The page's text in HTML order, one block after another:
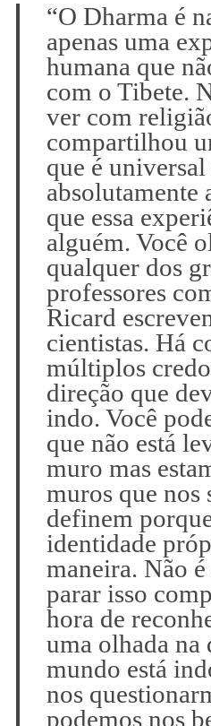
“O Dharma é
apenas uma
humana que
com o Tibete.
ver com
compartilhou
que é universal
absolutamente
que essa
alguém. Você
qualquer dos
professores
Ricard
cientistas. Há
múltiplos
direção que
indo. Você
que não está
muro mas
muros que nos
definem
identidade
maneira. Não
parar isso
hora de
uma olhada na
mundo está
nos
podemos nos